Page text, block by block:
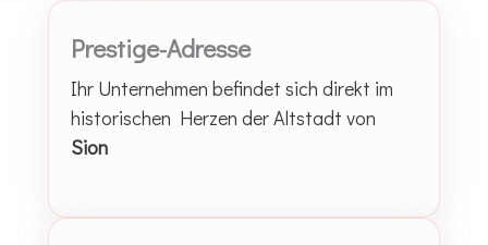
Prestige-Adresse
Ihr Unternehmen befindet sich direkt im
historischen Herzen der Altstadt von
Sion